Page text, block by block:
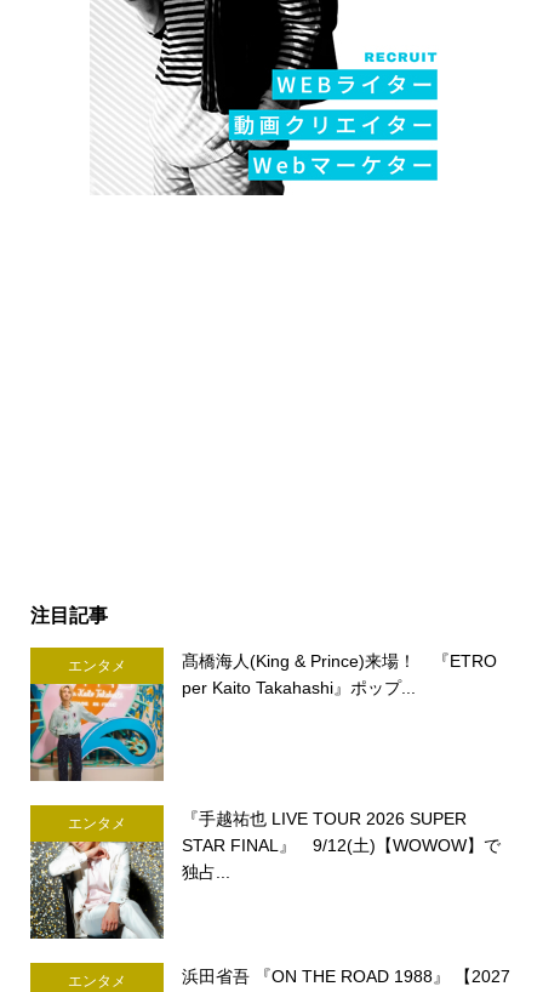
注目記事
エンタメ
髙橋海人(King & Prince)来場！ 『ETRO
per Kaito Takahashi』ポップ...
エンタメ
『手越祐也 LIVE TOUR 2026 SUPER
STAR FINAL』 9/12(土)【WOWOW】で
独占...
エンタメ
浜田省吾 『ON THE ROAD 1988』 【2027